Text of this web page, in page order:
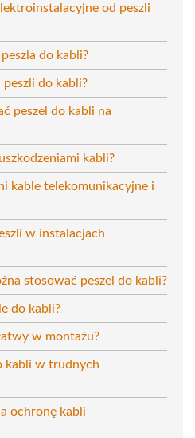
od peszli
do kabli?
peszli do kabli?
peszel do kabli na
kabli?
kable telekomunikacyjne i
w instalacjach
stosować peszel do kabli?
do kabli?
w montażu?
kabli w trudnych
ochronę kabli